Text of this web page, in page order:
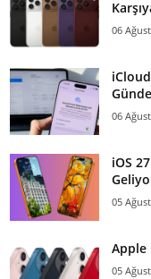
06
iCloud
06
iOS
05
Apple
05